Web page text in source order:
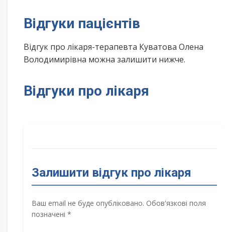
Відгуки пацієнтів
Відгук про лікаря-терапевта Куватова Олена
Володимирівна можна залишити нижче.
Відгуки про лікаря
Залишити відгук про лікаря
Ваш email не буде опубліковано. Обов'язкові поля
позначені *